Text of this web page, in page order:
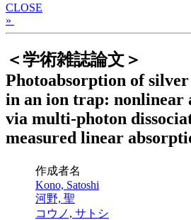
CLOSE
»
＜学術雑誌論文＞
Photoabsorption of
in an ion trap: nonlinear
via multi-photon
measured linear
作成者名
Kono, Satoshi
河野, 聖
コウノ, サトシ